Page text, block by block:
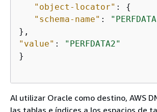
"object-locator" : {
"schema-name" :
"value" :
"PERFDATA2"
}
Al utilizar Oracle como destino, AWS
las tablas e índices a los espacios de